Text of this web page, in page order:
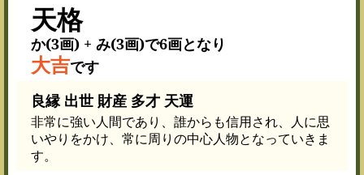
天格
か(3画) + み(3画)で6画となり
大吉です
良縁 出世 財産 多才 天運
非常に強い人間であり、誰からも信用され、人に思
いやりをかけ、常に周りの中心人物となっていきま
す。